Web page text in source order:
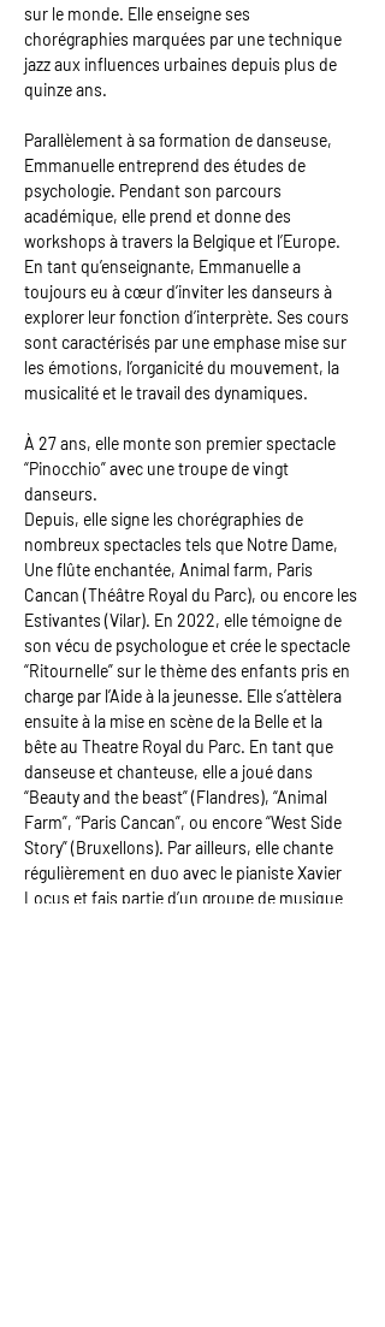
sur le monde. Elle enseigne ses
chorégraphies marquées par une technique
jazz aux influences urbaines depuis plus de
quinze ans.
Parallèlement à sa formation de danseuse,
Emmanuelle entreprend des études de
psychologie. Pendant son parcours
académique, elle prend et donne des
workshops à travers la Belgique et l’Europe.
En tant qu’enseignante, Emmanuelle a
toujours eu à cœur d’inviter les danseurs à
explorer leur fonction d’interprète. Ses cours
sont caractérisés par une emphase mise sur
les émotions, l’organicité du mouvement, la
musicalité et le travail des dynamiques.
À 27 ans, elle monte son premier spectacle
“Pinocchio” avec une troupe de vingt
danseurs.
Depuis, elle signe les chorégraphies de
nombreux spectacles tels que Notre Dame,
Une flûte enchantée, Animal farm, Paris
Cancan (Théâtre Royal du Parc), ou encore les
Estivantes (Vilar). En 2022, elle témoigne de
son vécu de psychologue et crée le spectacle
“Ritournelle” sur le thème des enfants pris en
charge par l’Aide à la jeunesse. Elle s’attèlera
ensuite à la mise en scène de la Belle et la
bête au Theatre Royal du Parc. En tant que
danseuse et chanteuse, elle a joué dans
“Beauty and the beast” (Flandres), “Animal
Farm”, “Paris Cancan”, ou encore “West Side
Story” (Bruxellons). Par ailleurs, elle chante
régulièrement en duo avec le pianiste Xavier
Locus et fais partie d’un groupe de musique